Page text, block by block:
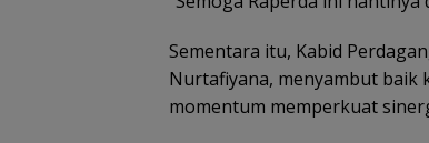
‎Sementara itu, Kabid
Nurtafiyana, menyambut baik
momentum memperkuat